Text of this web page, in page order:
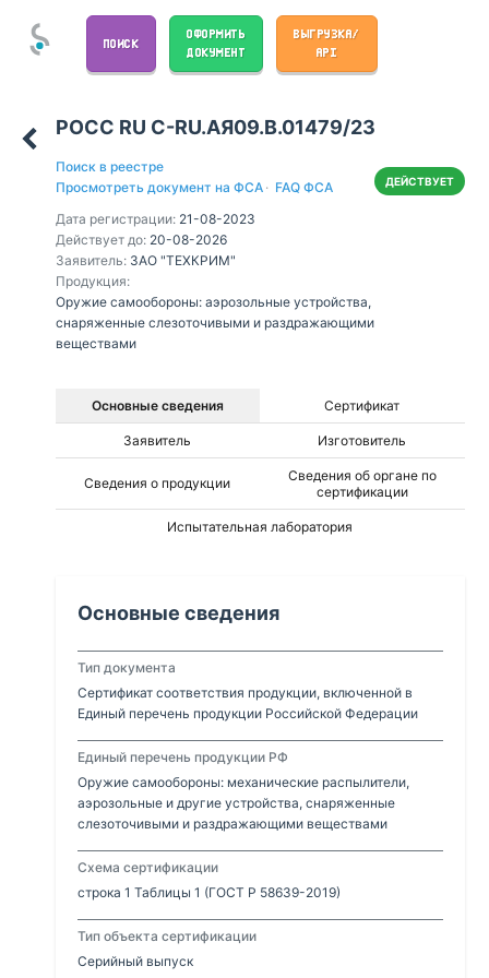
ПОИСК
ОФОРМИТЬ
ДОКУМЕНТ
ВЫГРУЗКА/
API
РОСС RU С-RU.АЯ09.В.01479/23
Поиск в реестре
Просмотреть документ на ФСА · FAQ ФСА
Дата регистрации: 21-08-2023
Действует до: 20-08-2026
Заявитель: ЗАО "ТЕХКРИМ"
Продукция:
Оружие самообороны: аэрозольные устройства,
снаряженные слезоточивыми и раздражающими
веществами
ДЕЙСТВУЕТ
Основные сведения Сертификат
Заявитель Изготовитель
Сведения о продукции
Сведения об органе по
сертификации
Испытательная лаборатория
Основные сведения
Тип документа
Сертификат соответствия продукции, включенной в
Единый перечень продукции Российской Федерации
Единый перечень продукции РФ
Оружие самообороны: механические распылители,
аэрозольные и другие устройства, снаряженные
слезоточивыми и раздражающими веществами
Схема сертификации
строка 1 Таблицы 1 (ГОСТ Р 58639-2019)
Тип объекта сертификации
Серийный выпуск